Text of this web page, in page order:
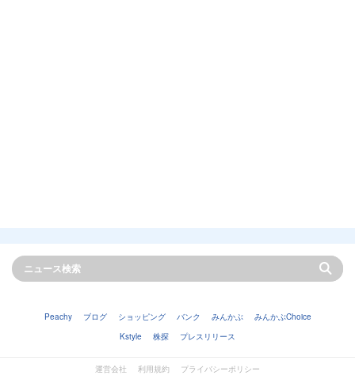
Peachy ブログ ショッピング バンク みんかぶ
みんかぶChoice
Kstyle
株探 プレスリリース
運営会社 利用規約 プライバシーポリシー